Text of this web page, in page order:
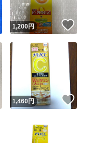
このユーザーは設定した発送日
いいね！
1,200円 いいね
いいね！
1,460円